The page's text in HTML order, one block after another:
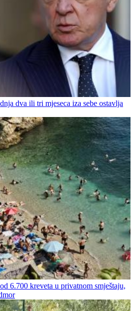
dva ili tri mjeseca iza sebe ostavlja
6.700 kreveta u privatnom smještaju,